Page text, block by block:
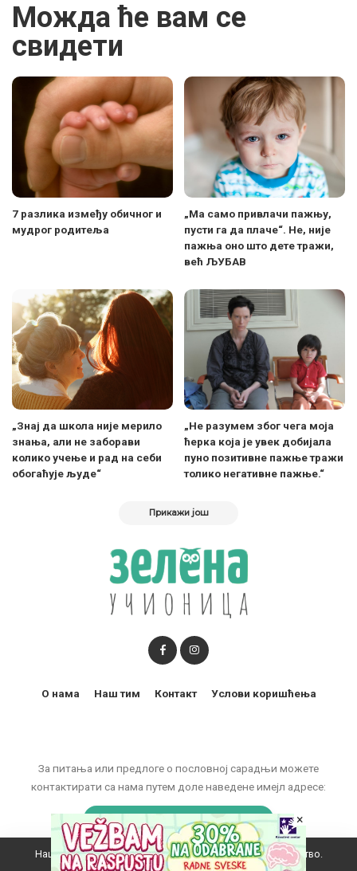
Можда ће вам се
свидети
7 разлика између обичног и
мудрог родитеља
„Ма само привлачи пажњу,
пусти га да плаче“. Не, није
пажња оно што дете тражи,
већ ЉУБАВ
„Знај да школа није мерило
знања, али не заборави
колико учење и рад на себи
обогаћује људе“
„Не разумем због чега моја
ћерка која је увек добијала
пуно позитивне пажње тражи
толико негативне пажње.“
Прикажи још
За питања или предлоге о пословној сарадњи можете
контактирати са нама путем доле наведене имејл адресе:
marketing@zelenaucionica.com
О нама Наш тим Контакт Услови коришћења
Наш вебсајт користи колачиће да побољша ваше искуство.
×